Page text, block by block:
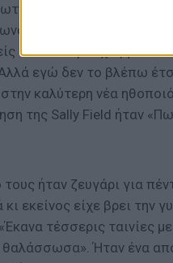
του, Sally
και της είπε με τον
ότι είναι μια χαζή
εγώ δεν το βλέπω
καλύτερη νέα
της Sally Field ήταν
τους ήταν ζευγάρι για
κι εκείνος είχε βρει την
τέσσερις ταινίες
θαλάσσωσα». Ήταν ένα